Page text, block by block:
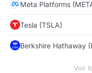
Meta Platforms
Tesla (TSLA)
Berkshire Hathaway
Voir